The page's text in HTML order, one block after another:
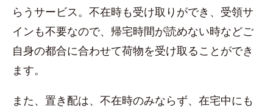
らうサービス。不在時も受け取りができ、受領サ
インも不要なので、帰宅時間が読めない時などご
自身の都合に合わせて荷物を受け取ることができ
ます。
また、置き配は、不在時のみならず、在宅中にも